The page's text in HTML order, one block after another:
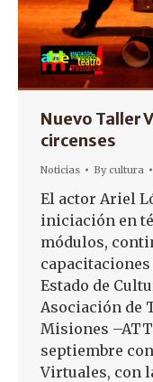
Nuevo Taller
circenses
Noticias Bycultura
El actor Ariel
iniciación en
módulos,
capacitaciones
Estado de
Asociación de
Misiones
septiembre
Virtuales, con